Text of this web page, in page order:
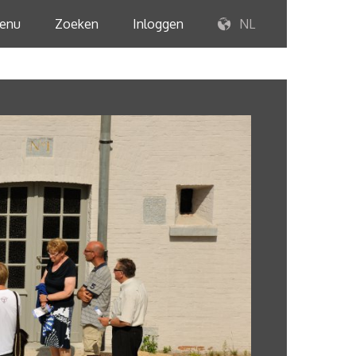
Zoeken Inloggen NL